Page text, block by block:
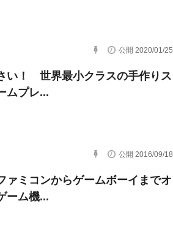
公開 2020/01/25
い！ 世界最小クラスの手作りス
ムプレ...
公開 2016/09/18
ァミコンからゲームボーイまでオ
ーム機...